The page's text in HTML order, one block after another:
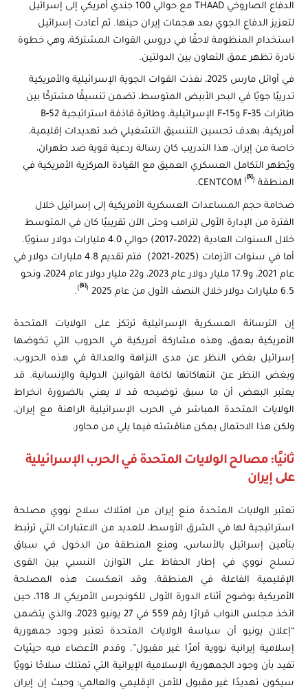
الدفاع الصاروخي THAAD مع حوالي 100 جندي أمريكي إلى إسرائيل
لتعزيز الدفاع الجوي بعد هجمات إيران حينها. ثم أعادت إسرائيل
استخدام المنظومة لاحقًا في دروس القوات المشتركة، وهي خطوة
نادرة تظهر عمق التعاون بين الدولتين.
في أوائل مارس 2025، نفذت القوات الجوية الإسرائيلية والأمريكية
تدريبًا جويًا في البحر الأبيض المتوسط، تضمن تنسيقًا مشتركًا بين
طائرات F‑35 وF‑15 الإسرائيلية، وطائرة قاذفة استراتيجية B‑52
أمريكية، بهدف تحسين التنسيق التشغيلي ضد تهديدات إقليمية،
خاصة من إيران، هذا التدريب كان رسالة ردعية قوية ضد طهران،
ويُظهر التكامل العسكري العميق مع القيادة المركزية الأمريكية في
المنطقة CENTCOM
([5] )
.
ضخامة حجم المساعدات العسكرية الأمريكية إلى إسرائيل خلال
الفترة من الإدارة الأولى لترامب وحتى الآن تقريبيًا كان في المتوسط
خلال السنوات العادية (‎(2017–2022 حوالي 4.0 ‎مليارات دولار سنويًا‎.‎
أما في سنوات الأزمات ‎ (2021–2025) فتم تقديم 4.8 مليارات دولار في
عام 2021، و17.9 مليار دولار عام 2023، و22 مليار دولار عام 2024، ونحو
6.5 مليارات دولار خلال النصف الأول من عام 2025
(
)
إن الترسانة العسكرية الإسرائيلية ترتكز على الولايات المتحدة
الأمريكية بعمق، وهذه مشاركة أمريكية في الحروب التي تخوضها
إسرائيل بغض النظر عن مدى النزاهة والعدالة في هذه الحروب،
وبغض النظر عن انتهاكاتها لكافة القوانين الدولية والإنسانية. قد
يعتبر البعض أن ما سبق توضيحه قد لا يعني بالضرورة انخراط
الولايات المتحدة المباشر في الحرب الإسرائيلية الراهنة مع إيران،
ولكن هذا الاحتمال يمكن مناقشته فيما يلي من محاور.
ثانيًا: مصالح الولايات المتحدة في الحرب الإسرائيلية
على إيران
تعتبر الولايات المتحدة منع إيران من امتلاك سلاح نووي مصلحة
استراتيجية لها في الشرق الأوسط، للعديد من الاعتبارات التي ترتبط
بتأمين إسرائيل بالأساس، ومنع المنطقة من الدخول في سباق
تسلح نووي في إطار الحفاظ على التوازن النسبي بين القوى
الإقليمية الفاعلة في المنطقة. وقد انعكست هذه المصلحة
الأمريكية بوضوح أثناء الدورة الأولى للكونجرس الأمريكي الـ 118، حين
اتخذ مجلس النواب قرارًا رقم 559 في 27 يونيو 2023، والذي يتضمن
“إعلان يونيو أن سياسة الولايات المتحدة تعتبر وجود جمهورية
إسلامية إيرانية نووية أمرًا غير مقبول”. وقدم الأعضاء فيه حيثيات
تفيد بأن وجود الجمهورية الإسلامية الإيرانية التي تمتلك سلاحًا نوويًا
سيكون تهديدًا غير مقبول للأمن الإقليمي والعالمي؛ وحيث إن إيران